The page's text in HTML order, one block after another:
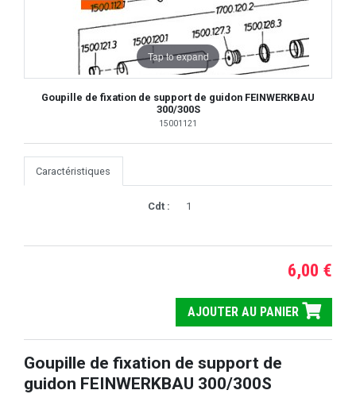
Tap to expand
Goupille de fixation de support de guidon FEINWERKBAU
300/300S
15001121
Caractéristiques
Cdt : 1
6,00 €
AJOUTER AU PANIER
Goupille de fixation de support de
guidon FEINWERKBAU 300/300S